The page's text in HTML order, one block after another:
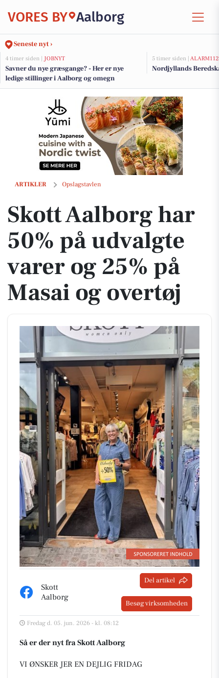
VORES BY Aalborg
Seneste nyt ›
4 timer siden | JOBNYT
Savner du nye græsgange? - Her er nye
ledige stillinger i Aalborg og omegn
5 timer siden | ALARM112
Nordjyllands
ARTIKLER Opslagstavlen
Skott Aalborg har 50% på udvalgte varer og 25% på Masai og overtøj
Skott Aalborg har
50% på udvalgte
varer og 25% på
Masai og overtøj
Skott
Aalborg
Del artikel
Besøg virksomheden
Fredag d. 05. jun. 2026 - kl. 08:12
Så er der nyt fra Skott Aalborg
VI ØNSKER JER EN DEJLIG FRIDAG